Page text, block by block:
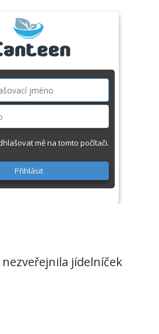
mě na tomto počítači.
jídelníček